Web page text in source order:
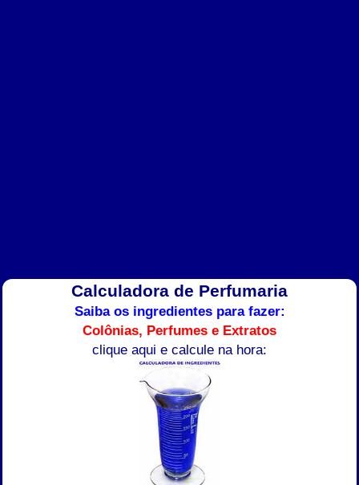
Calculadora de Perfumaria
Saiba os ingredientes para fazer:
Colônias, Perfumes e Extratos
clique aqui e calcule na hora: